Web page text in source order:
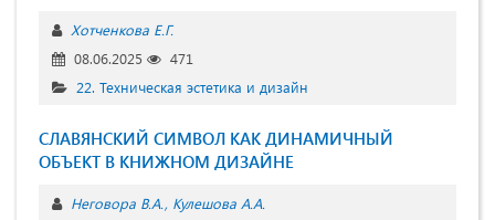
Хотченкова Е.Г.
08.06.2025
471
22. Техническая эстетика и дизайн
СЛАВЯНСКИЙ СИМВОЛ КАК ДИНАМИЧНЫЙ
ОБЪЕКТ В КНИЖНОМ ДИЗАЙНЕ
Неговора В.А. Кулешова А.А.